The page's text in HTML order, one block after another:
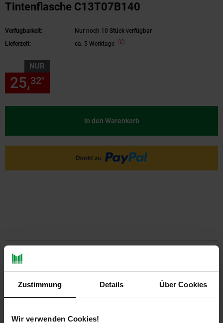
Zustimmung Details Über Cookies
Wir verwenden Cookies!
Tintenflasche C13T07B140
Verfügbarkeit:
Nur noch 10 Stück verfügbar
Lieferzeit:
ca. 5 Werktage
NUR
25,32*
In den Warenkorb
PAYBACK
Payback Punkte Basis°Punkte:
12
Extra°Punkte:
0